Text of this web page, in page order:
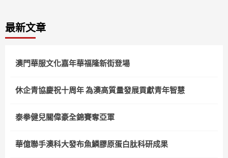
最新文章
澳門華服文化嘉年華福隆新街登場
休企青協慶祝十周年 為澳高質量發展貢獻青年智慧
泰拳健兒關偉豪全錦賽奪亞軍
華億聯手澳科大發布魚鱗膠原蛋白肽科研成果